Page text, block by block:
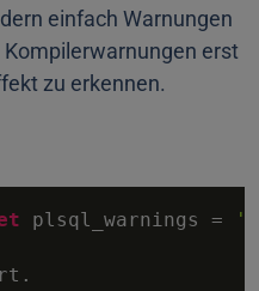
einfach Warnungen
erst
zu erkennen.
plsql_warnings =